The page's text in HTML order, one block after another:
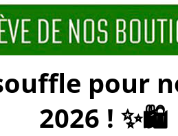
pour
2026 ! ✨🛍️